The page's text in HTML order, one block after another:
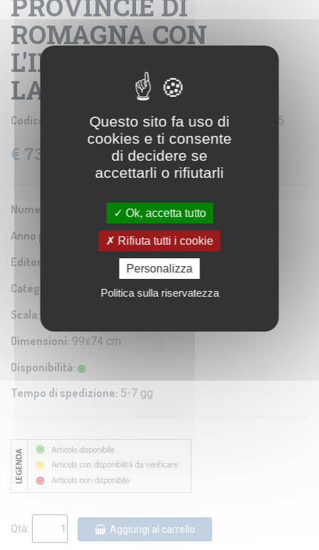
ROMAGNA CON
L'INDICAZIONE DEI
LAVORI IDRAULICI
Codice prodotto:IGM B0002274, B0002275, B2274-75
€ 73,20 IVA: 22% Inclusa
Numero Serie:
Anno pubblicazione: 1825
Editore/Produttore: Istituto Geografico Militare
Categoria: Riproduzione di carta antica
Scala:
Dimensioni: 99x74 cm
Disponibilità:
Tempo di spedizione: 5-7 gg
Qtà: Aggiungi al carrello
Questo sito fa uso di
cookies e ti consente
di decidere se
accettarli o rifiutarli
Ok, accetta tutto
Rifiuta tutti i cookie
Personalizza
Politica sulla riservatezza